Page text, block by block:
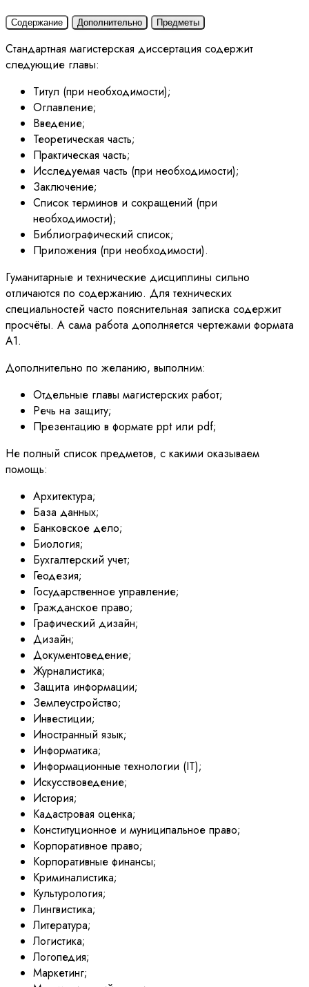
Содержание Дополнительно Предметы
Стандартная магистерская диссертация содержит
следующие главы:
Титул (при необходимости);
Оглавление;
Введение;
Теоретическая часть;
Практическая часть;
Исследуемая часть (при необходимости);
Заключение;
Список терминов и сокращений (при
необходимости);
Библиографический список;
Приложения (при необходимости).
Гуманитарные и технические дисциплины сильно
отличаются по содержанию. Для технических
специальностей часто пояснительная записка содержит
просчёты. А сама работа дополняется чертежами формата
А1.
Дополнительно по желанию, выполним:
Отдельные главы магистерских работ;
Речь на защиту;
Презентацию в формате ppt или pdf;
Не полный список предметов, с какими оказываем
помощь:
Архитектура;
База данных;
Банковское дело;
Биология;
Бухгалтерский учет;
Геодезия;
Государственное управление;
Гражданское право;
Графический дизайн;
Дизайн;
Документоведение;
Журналистика;
Защита информации;
Землеустройство;
Инвестиции;
Иностранный язык;
Информатика;
Информационные технологии (IT);
Искусствоведение;
История;
Кадастровая оценка;
Конституционное и муниципальное право;
Корпоративное право;
Корпоративные финансы;
Криминалистика;
Культурология;
Лингвистика;
Литература;
Логистика;
Логопедия;
Маркетинг;